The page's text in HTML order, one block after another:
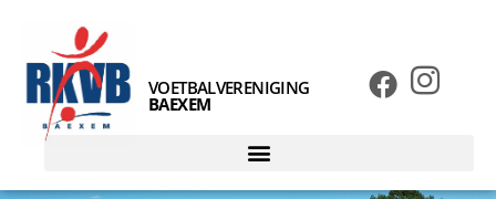
VOETBALVERENIGING
BAEXEM